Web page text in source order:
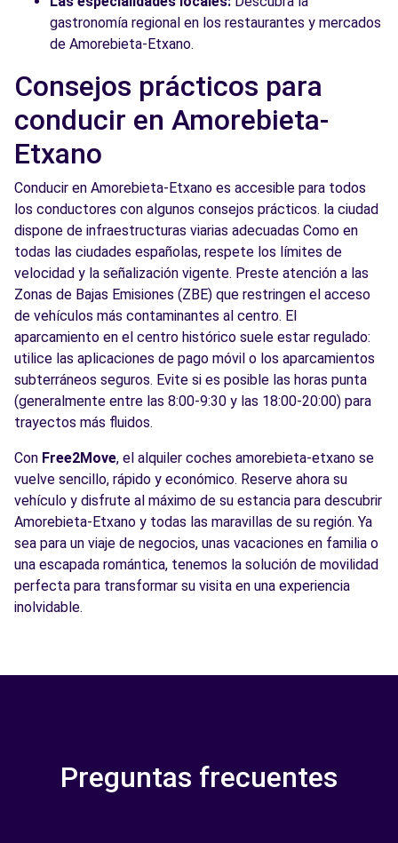
gastronomía regional en los restaurantes y mercados
de Amorebieta-Etxano.
Consejos prácticos para
conducir en Amorebieta-
Etxano
Conducir en Amorebieta-Etxano es accesible para todos
los conductores con algunos consejos prácticos. la ciudad
dispone de infraestructuras viarias adecuadas Como en
todas las ciudades españolas, respete los límites de
velocidad y la señalización vigente. Preste atención a las
Zonas de Bajas Emisiones (ZBE) que restringen el acceso
de vehículos más contaminantes al centro. El
aparcamiento en el centro histórico suele estar regulado:
utilice las aplicaciones de pago móvil o los aparcamientos
subterráneos seguros. Evite si es posible las horas punta
(generalmente entre las 8:00-9:30 y las 18:00-20:00) para
trayectos más fluidos.
Con Free2Move, el alquiler coches amorebieta-etxano se
vuelve sencillo, rápido y económico. Reserve ahora su
vehículo y disfrute al máximo de su estancia para descubrir
Amorebieta-Etxano y todas las maravillas de su región. Ya
sea para un viaje de negocios, unas vacaciones en familia o
una escapada romántica, tenemos la solución de movilidad
perfecta para transformar su visita en una experiencia
inolvidable.
Preguntas frecuentes